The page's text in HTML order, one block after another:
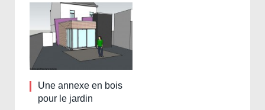
Une annexe en bois
pour le jardin